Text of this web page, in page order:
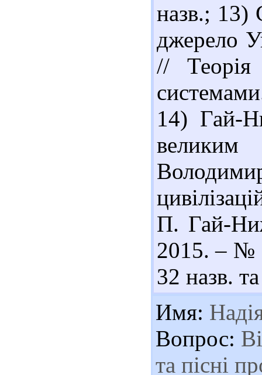
назв.; 13)
джерело
// Теорія
14) Гай-
П. Гай-
2015. – №
32 назв.
Имя:
Вопрос:
та пісні